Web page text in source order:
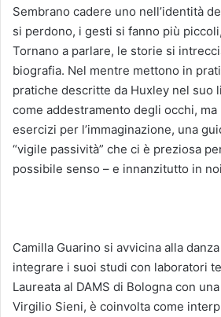
Sembrano cadere uno nell’identità
si perdono, i gesti si fanno più
Tornano a parlare, le storie si
biografia. Nel mentre mettono in
pratiche descritte da Huxley nel suo
come addestramento degli occhi,
esercizi per l’immaginazione, una
“vigile passività” che ci è preziosa
possibile senso – e innanzitutto in
Camilla Guarino si avvicina alla
integrare i suoi studi con laboratori
Laureata al DAMS di Bologna con
Virgilio Sieni, è coinvolta come